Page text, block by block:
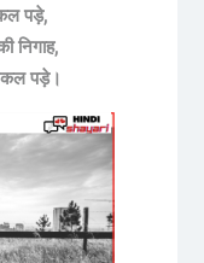
पड़े,
निगाह,
पड़े।